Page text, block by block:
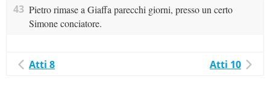
43 Pietro rimase a Giaffa parecchi giorni, presso un certo
Simone conciatore.
Atti 8 Atti 10